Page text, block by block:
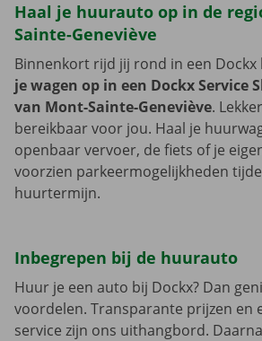
Haal je huurauto op in de
Sainte-Geneviève
Binnenkort rijd jij rond in een Dockx
je wagen op in een Dockx Service
van Mont-Sainte-Geneviève.
bereikbaar voor jou. Haal je
openbaar vervoer, de fiets of je
voorzien parkeermogelijkheden
huurtermijn.
Inbegrepen bij de huurauto
Huur je een auto bij Dockx? Dan
voordelen. Transparante prijzen en
service zijn ons uithangbord.